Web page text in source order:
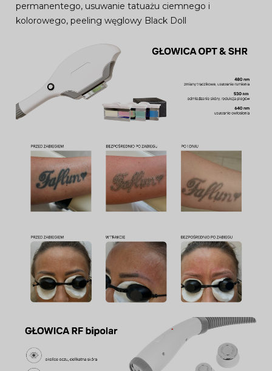
permanentego, usuwanie tatuażu ciemnego i
kolorowego, peeling węglowy Black Doll